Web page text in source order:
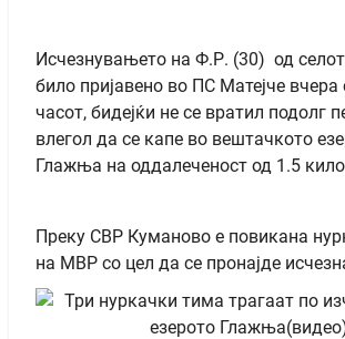
Исчезнувањето на Ф.Р. (30) од
било пријавено во ПС Матејче вчера
часот, бидејќи не се вратил подолг
влегол да се капе во вештачкото
Глажња на оддалеченост од 1.5
Преку СВР Куманово е повикана
на МВР со цел да се пронајде